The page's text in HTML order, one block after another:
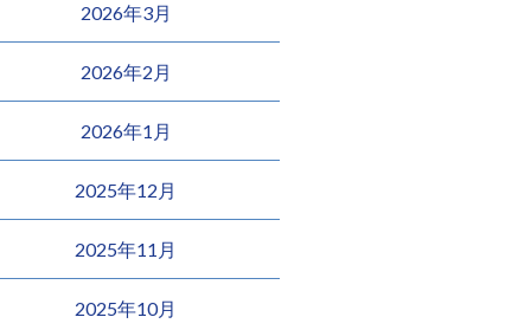
2026年3月
2026年2月
2026年1月
2025年12月
2025年11月
2025年10月